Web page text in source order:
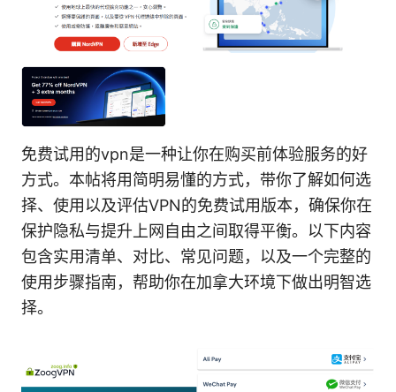
免费试用的vpn是一种让你在购买前体验服务的好
方式。本帖将用简明易懂的方式，带你了解如何选
择、使用以及评估VPN的免费试用版本，确保你在
保护隐私与提升上网自由之间取得平衡。以下内容
包含实用清单、对比、常见问题，以及一个完整的
使用步骤指南，帮助你在加拿大环境下做出明智选
择。